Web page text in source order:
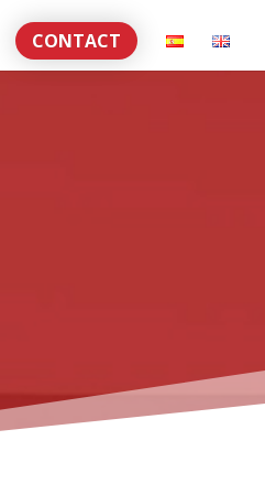
CONTACT